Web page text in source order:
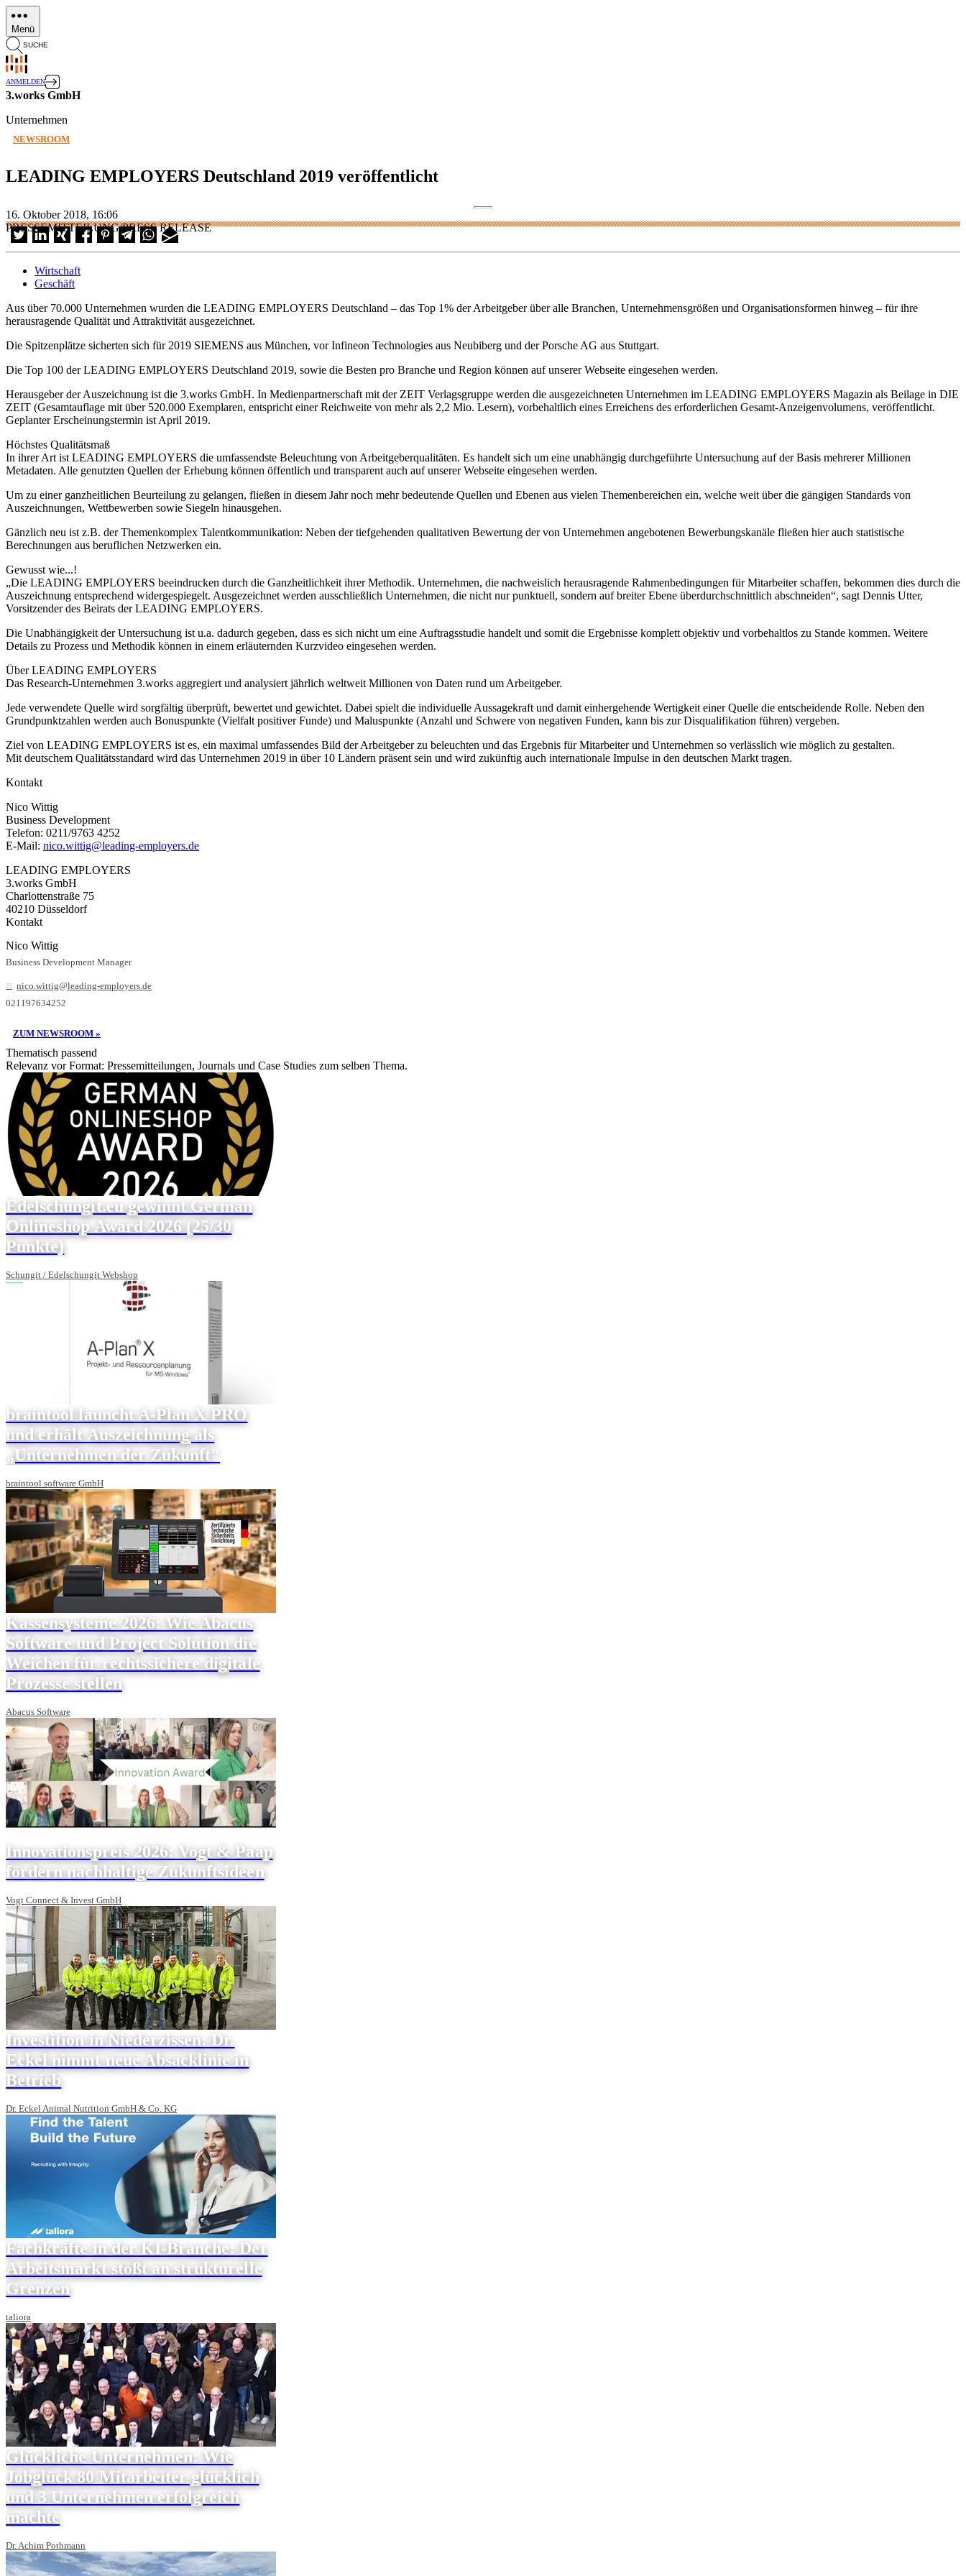
Direkt
zum
Inhalt
Menü
SUCHE
ANMELDEN
3.works GmbH
Unternehmen
NEWSROOM
LEADING EMPLOYERS Deutschland 2019 veröffentlicht
16. Oktober 2018, 16:06
PRESSEMITTEILUNG/PRESS RELEASE
Wirtschaft
Geschäft
Aus über 70.000 Unternehmen wurden die LEADING EMPLOYERS Deutschland – das Top 1% der Arbeitgeber über alle Branchen, Unternehmensgrößen und Organisationsformen hinweg – für ihre
herausragende Qualität und Attraktivität ausgezeichnet.
Die Spitzenplätze sicherten sich für 2019 SIEMENS aus München, vor Infineon Technologies aus Neubiberg und der Porsche AG aus Stuttgart.
Die Top 100 der LEADING EMPLOYERS Deutschland 2019, sowie die Besten pro Branche und Region können auf unserer Webseite eingesehen werden.
Herausgeber der Auszeichnung ist die 3.works GmbH. In Medienpartnerschaft mit der ZEIT Verlagsgruppe werden die ausgezeichneten Unternehmen im LEADING EMPLOYERS Magazin als Beilage in DIE
ZEIT (Gesamtauflage mit über 520.000 Exemplaren, entspricht einer Reichweite von mehr als 2,2 Mio. Lesern), vorbehaltlich eines Erreichens des erforderlichen Gesamt-Anzeigenvolumens, veröffentlicht.
Geplanter Erscheinungstermin ist April 2019.
Höchstes Qualitätsmaß
In ihrer Art ist LEADING EMPLOYERS die umfassendste Beleuchtung von Arbeitgeberqualitäten. Es handelt sich um eine unabhängig durchgeführte Untersuchung auf der Basis mehrerer Millionen
Metadaten. Alle genutzten Quellen der Erhebung können öffentlich und transparent auch auf unserer Webseite eingesehen werden.
Um zu einer ganzheitlichen Beurteilung zu gelangen, fließen in diesem Jahr noch mehr bedeutende Quellen und Ebenen aus vielen Themenbereichen ein, welche weit über die gängigen Standards von
Auszeichnungen, Wettbewerben sowie Siegeln hinausgehen.
Gänzlich neu ist z.B. der Themenkomplex Talentkommunikation: Neben der tiefgehenden qualitativen Bewertung der von Unternehmen angebotenen Bewerbungskanäle fließen hier auch statistische
Berechnungen aus beruflichen Netzwerken ein.
Gewusst wie...!
„Die LEADING EMPLOYERS beeindrucken durch die Ganzheitlichkeit ihrer Methodik. Unternehmen, die nachweislich herausragende Rahmenbedingungen für Mitarbeiter schaffen, bekommen dies durch die
Auszeichnung entsprechend widergespiegelt. Ausgezeichnet werden ausschließlich Unternehmen, die nicht nur punktuell, sondern auf breiter Ebene überdurchschnittlich abschneiden“, sagt Dennis Utter,
Vorsitzender des Beirats der LEADING EMPLOYERS.
Die Unabhängigkeit der Untersuchung ist u.a. dadurch gegeben, dass es sich nicht um eine Auftragsstudie handelt und somit die Ergebnisse komplett objektiv und vorbehaltlos zu Stande kommen. Weitere
Details zu Prozess und Methodik können in einem erläuternden Kurzvideo eingesehen werden.
Über LEADING EMPLOYERS
Das Research-Unternehmen 3.works aggregiert und analysiert jährlich weltweit Millionen von Daten rund um Arbeitgeber.
Jede verwendete Quelle wird sorgfältig überprüft, bewertet und gewichtet. Dabei spielt die individuelle Aussagekraft und damit einhergehende Wertigkeit einer Quelle die entscheidende Rolle. Neben den
Grundpunktzahlen werden auch Bonuspunkte (Vielfalt positiver Funde) und Maluspunkte (Anzahl und Schwere von negativen Funden, kann bis zur Disqualifikation führen) vergeben.
Ziel von LEADING EMPLOYERS ist es, ein maximal umfassendes Bild der Arbeitgeber zu beleuchten und das Ergebnis für Mitarbeiter und Unternehmen so verlässlich wie möglich zu gestalten.
Mit deutschem Qualitätsstandard wird das Unternehmen 2019 in über 10 Ländern präsent sein und wird zukünftig auch internationale Impulse in den deutschen Markt tragen.
Kontakt
Nico Wittig
Business Development
Telefon: 0211/9763 4252
E-Mail: nico.wittig@leading-employers.de
LEADING EMPLOYERS
3.works GmbH
Charlottenstraße 75
40210 Düsseldorf
Kontakt
Nico Wittig
Business Development Manager
nico.wittig@leading-employers.de
021197634252
ZUM NEWSROOM »
Thematisch passend
Relevanz vor Format: Pressemitteilungen, Journals und Case Studies zum selben Thema.
Edelschungit.eu gewinnt German
Onlineshop Award 2026 (25/30
Punkte)
Schungit / Edelschungit Webshop
braintool launcht A-Plan X PRO
und erhält Auszeichnung als
„Unternehmen der Zukunft"
braintool software GmbH
Kassensysteme 2026: Wie Abacus
Software und Project Solution die
Weichen für rechtssichere digitale
Prozesse stellen
Abacus Software
Innovationspreis 2026: Vogt & Paap
fördern nachhaltige Zukunftsideen
Vogt Connect & Invest GmbH
Investition in Niederzissen: Dr.
Eckel nimmt neue Absacklinie in
Betrieb
Dr. Eckel Animal Nutrition GmbH & Co. KG
Fachkräfte in der KI-Branche: Der
Arbeitsmarkt stößt an strukturelle
Grenzen
taliora
Glückliche Unternehmen: Wie
Jobglück 80 Mitarbeiter glücklich
und 3 Unternehmen erfolgreich
machte
Dr. Achim Pothmann